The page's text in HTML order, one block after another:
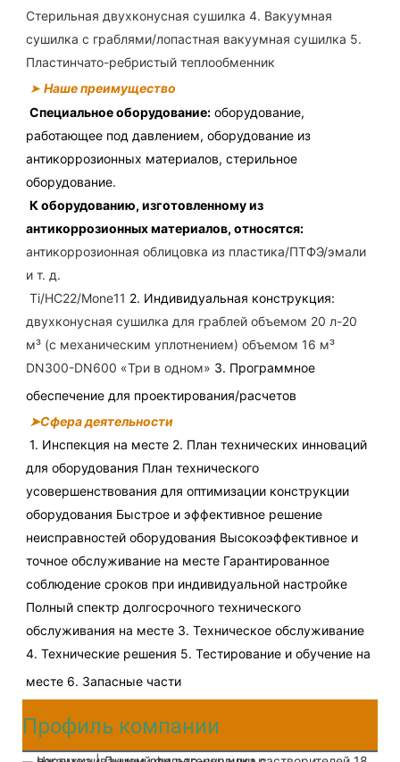
Стерильная двухконусная сушилка 4. Вакуумная
сушилка с граблями/лопастная вакуумная сушилка 5.
Пластинчато-ребристый теплообменник
➤ Наше преимущество
Специальное оборудование: оборудование,
работающее под давлением, оборудование из
антикоррозионных материалов, стерильное
оборудование.
К оборудованию, изготовленному из
антикоррозионных материалов, относятся:
антикоррозионная облицовка из пластика/ПТФЭ/эмали
и т. д.
Ti/HC22/Mone11 2. Индивидуальная конструкция:
двухконусная сушилка для граблей объемом 20 л-20
м³ (с механическим уплотнением) объемом 16 м³
DN300-DN600 «Три в одном» 3. Программное
обеспечение для проектирования/расчетов
➤Сфера деятельности
1. Инспекция на месте 2. План технических инноваций
для оборудования План технического
усовершенствования для оптимизации конструкции
оборудования Быстрое и эффективное решение
неисправностей оборудования Высокоэффективное и
точное обслуживание на месте Гарантированное
соблюдение сроков при индивидуальной настройке
Полный спектр долгосрочного технического
обслуживания на месте 3. Техническое обслуживание
4. Технические решения 5. Тестирование и обучение на
месте 6. Запасные части
Профиль компании